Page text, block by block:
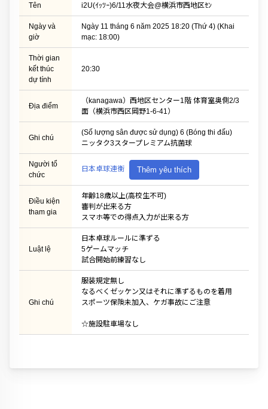
Tên i2U(ｲｯﾂｰ)6/11水夜大会@横浜市西地区ｾﾝ
Ngày và
giờ
Ngày 11 tháng 6 năm 2025 18:20 (Thứ 4) (Khai
mạc: 18:00)
Thời gian
kết thúc
dự tính
20:30
Địa điểm
（kanagawa）西地区センター1階 体育室奥側2/3
面（横浜市西区岡野1-6-41）
Ghi chú
(Số lượng sân được sử dụng) 6 (Bóng thi đấu)
ニッタク3スタープレミアム抗菌球
Người tổ
chức
日本卓球連衡 Thêm yêu thích
Điều kiện
tham gia
年齢18歳以上(高校生不可)
審判が出来る方
スマホ等での得点入力が出来る方
Luật lệ
日本卓球ルールに準ずる
5ゲームマッチ
試合開始前練習なし
Ghi chú
服装規定無し
なるべくゼッケン又はそれに準ずるものを着用
スポーツ保険未加入、ケガ事故にご注意
☆施設駐車場なし